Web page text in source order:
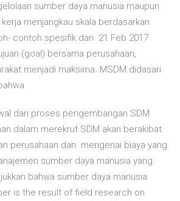
sumber daya manusia maupun
menjangkau skala berdasarkan
contoh spesifik dari 21 Feb 2017
(goal) bersama perusahaan,
menjadi maksima. MSDM didasari
dari proses pengembangan SDM
dalam merekrut SDM akan berakibat
perusahaan dan mengenai biaya yang
sumber daya manusia yang
bahwa sumber daya manusia
is the result of field research on